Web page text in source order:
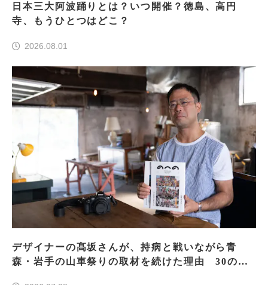
日本三大阿波踊りとは？いつ開催？徳島、高円
寺、もうひとつはどこ？
2026.08.01
デザイナーの髙坂さんが、持病と戦いながら青
森・岩手の山車祭りの取材を続けた理由 30の山